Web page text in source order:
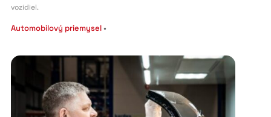
vozidiel.
Automobilový priemysel•